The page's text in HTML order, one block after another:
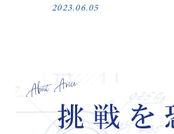
2023.06.05